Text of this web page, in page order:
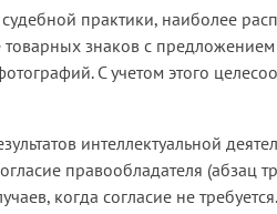
практики, наиболее
знаков с
С учетом этого
интеллектуальной
правообладателя (абзац
когда согласие не требуется.